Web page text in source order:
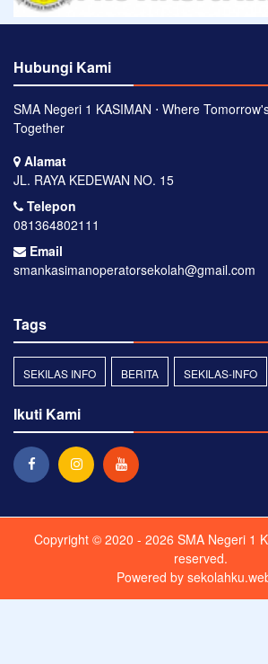
Hubungi Kami
SMA Negeri 1 KASIMAN ⋅ Where
Together
Alamat
JL. RAYA KEDEWAN NO. 15
Telepon
081364802111
Email
smankasimanoperatorsekolah@gmail.com
Tags
SEKILAS INFO BERITA SEKILAS-INFO
Ikuti Kami
Copyright © 2020 - 2026 SMA Negeri 1
reserved.
Powered by